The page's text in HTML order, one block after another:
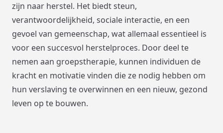
zijn naar herstel. Het biedt steun,
verantwoordelijkheid, sociale interactie, en een
gevoel van gemeenschap, wat allemaal essentieel is
voor een succesvol herstelproces. Door deel te
nemen aan groepstherapie, kunnen individuen de
kracht en motivatie vinden die ze nodig hebben om
hun verslaving te overwinnen en een nieuw, gezond
leven op te bouwen.